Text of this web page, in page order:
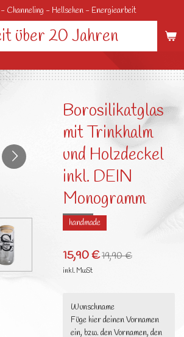
über 20 Jahren
Channeling - Hellsehen - Energiearbeit
Borosilikatglas
mit Trinkhalm
und Holzdeckel
inkl. DEIN
Monogramm
handmade
15,90 €19,90 €
inkl. MwSt
Wunschname
Füge hier deinen Vornamen
ein, bzw. den Vornamen, den